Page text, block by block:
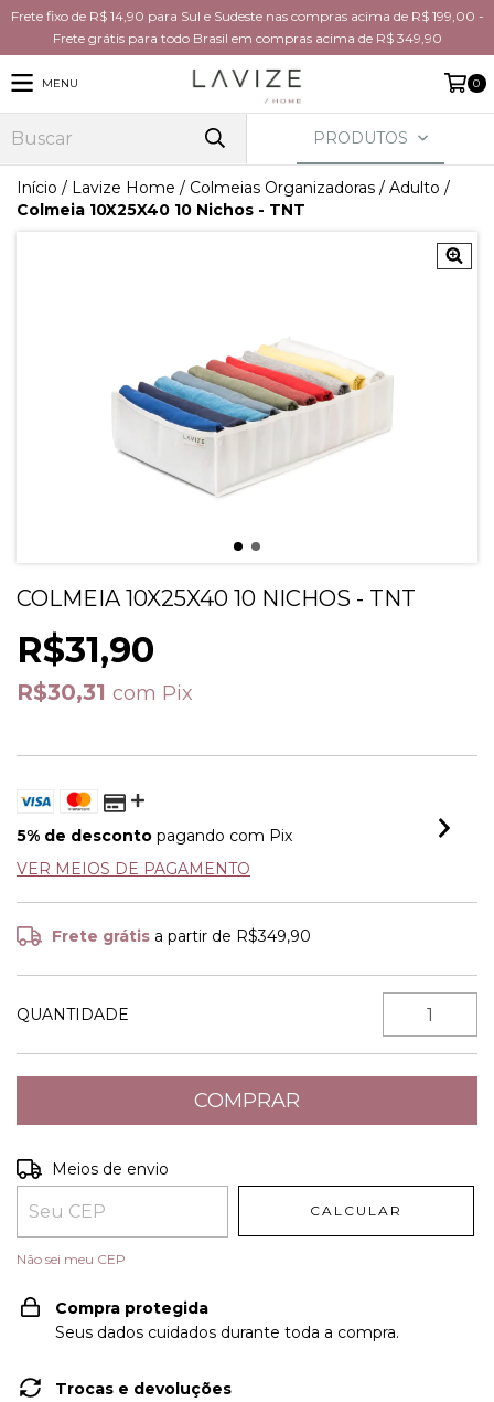
Frete fixo de R$ 14,90 para Sul e Sudeste nas compras acima de R$ 199,00 -
Frete grátis para todo Brasil em compras acima de R$ 349,90
MENU 0
PRODUTOS
Início / Lavize Home / Colmeias Organizadoras / Adulto /
Colmeia 10X25X40 10 Nichos - TNT
COLMEIA 10X25X40 10 NICHOS - TNT
R$31,90
R$30,31 com Pix
5% de desconto pagando com Pix
VER MEIOS DE PAGAMENTO
Frete grátis a partir de R$349,90
QUANTIDADE
Entregas para o CEP:
Meios de envio
CALCULAR
Não sei meu CEP
Compra protegida
Seus dados cuidados durante toda a compra.
Trocas e devoluções